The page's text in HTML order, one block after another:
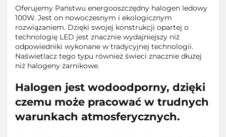
Oferujemy Państwu energooszczędny halogen ledowy
100W. Jest on nowoczesnym i ekologicznym
rozwiązaniem. Dzięki swojej konstrukcji opartej o
technologię LED jest znacznie wydajniejszy niż
odpowiedniki wykonane w tradycyjnej technologii.
Naświetlacz tego typu również świeci znacznie dłużej
niż halogeny żarnikowe.
Halogen jest wodoodporny, dzięki
czemu może pracować w trudnych
warunkach atmosferycznych.